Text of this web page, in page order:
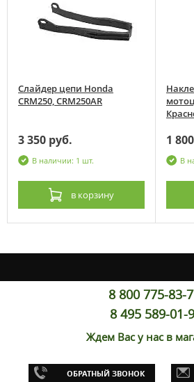
Слайдер цепи Honda
CRM250, CRM250AR
3 350 руб.
В наличии: 1 шт.
в корзину
1
В
8 800 775-83-
8 495 589-01-
Ждем Вас у нас в
ОБРАТНЫЙ ЗВОНОК